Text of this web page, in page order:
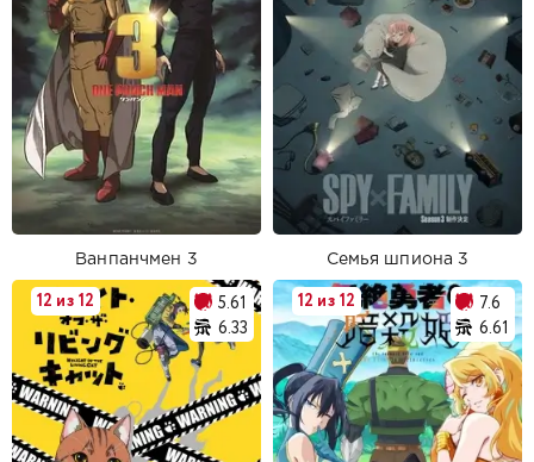
Ванпанчмен 3 Семья шпиона 3
12 из 12
5.61
6.33
12 из 12
7.6
6.61